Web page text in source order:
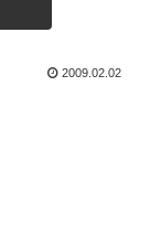
2009.02.02